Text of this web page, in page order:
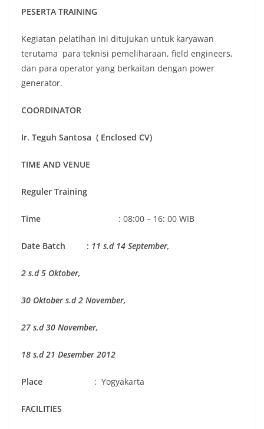
PESERTA TRAINING
Kegiatan pelatihan ini ditujukan untuk karyawan
terutama para teknisi pemeliharaan, field engineers,
dan para operator yang berkaitan dengan power
generator.
COORDINATOR
Ir. Teguh Santosa ( Enclosed CV)
TIME AND VENUE
Reguler Training
Time : 08:00 – 16: 00 WIB
Date Batch : 11 s.d 14 September,
2 s.d 5 Oktober,
30 Oktober s.d 2 November,
27 s.d 30 November,
18 s.d 21 Desember 2012
Place : Yogyakarta
FACILITIES